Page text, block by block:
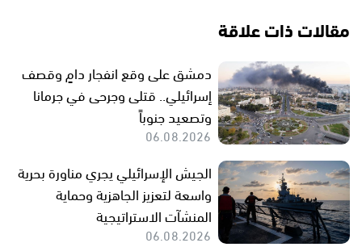
مقالات ذات علاقة
دمشق على وقع انفجار دامٍ وقصف
إسرائيلي.. قتلى وجرحى في جرمانا
وتصعيد جنوباً
06.08.2026
الجيش الإسرائيلي يجري مناورة بحرية
واسعة لتعزيز الجاهزية وحماية
المنشآت الاستراتيجية
06.08.2026